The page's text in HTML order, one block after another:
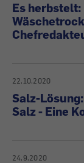
Es
22.10.2020
Salz-
Salz - Eine
24.9.2020